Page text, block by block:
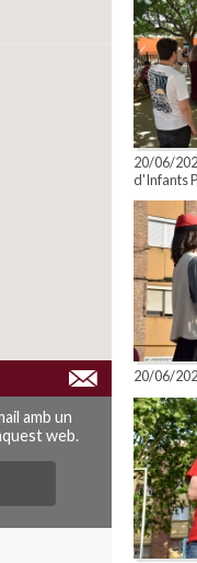
20/06/
d'Infants
20/06/
amb un
web.